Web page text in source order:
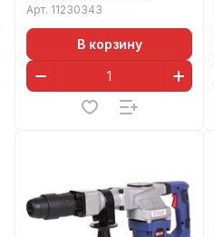
Арт. 11230343
В корзину